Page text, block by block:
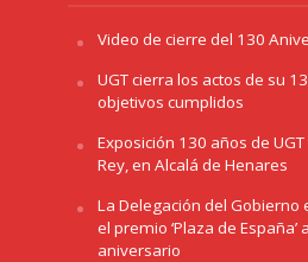
Video de cierre del 130
UGT cierra los actos de su
objetivos cumplidos
Exposición 130 años de
Rey, en Alcalá de Henares
La Delegación del Gobierno
el premio ‘Plaza de España’
aniversario